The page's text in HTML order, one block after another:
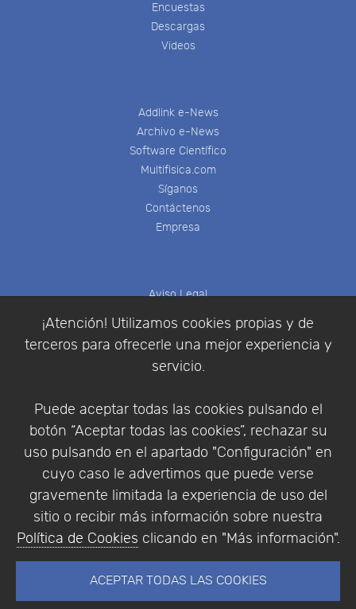
¡Atención! Utilizamos cookies propias y de
terceros para ofrecerle una mejor experiencia y
servicio.
Puede aceptar todas las cookies pulsando el
botón “Aceptar todas las cookies”, rechazar su
uso pulsando en el apartado "Configuración" en
cuyo caso le advertimos que puede verse
gravemente limitada la experiencia de uso del
sitio o recibir más información sobre nuestra
Política de Cookies clicando en "Más información".
ACEPTAR TODAS LAS COOKIES
Encuestas
Descargas
Videos
Addlink e-News
Archivo e-News
Software Científico
Multifisica.com
Síganos
Contáctenos
Empresa
Aviso Legal
Política de Privacidad
Condiciones de compra
Identificarse
Empresa|Aviso Legal| Política de Privacidad |
Política de Cookies
© Copyright 1994 - 2026. Addlink Software
Científico, S.L.
Portugal.